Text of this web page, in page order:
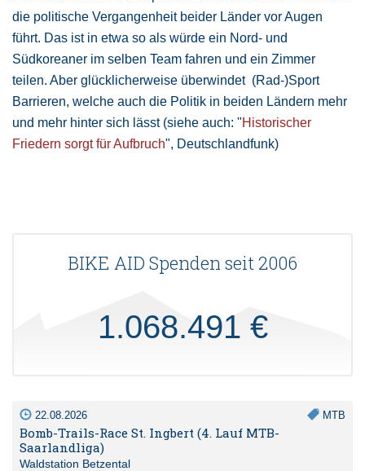
die politische Vergangenheit beider Länder vor Augen
führt. Das ist in etwa so als würde ein Nord- und
Südkoreaner im selben Team fahren und ein Zimmer
teilen. Aber glücklicherweise überwindet (Rad-)Sport
Barrieren, welche auch die Politik in beiden Ländern mehr
und mehr hinter sich lässt (siehe auch: "Historischer
Friedern sorgt für Aufbruch", Deutschlandfunk)
BIKE AID Spenden seit 2006
1.068.491 €
22.08.2026 MTB
Bomb-Trails-Race St. Ingbert (4. Lauf MTB-
Saarlandliga)
Waldstation Betzental